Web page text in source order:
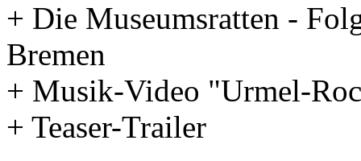
+ Die Museumsratten -
Bremen
+ Musik-Video "Urmel-
+ Teaser-Trailer